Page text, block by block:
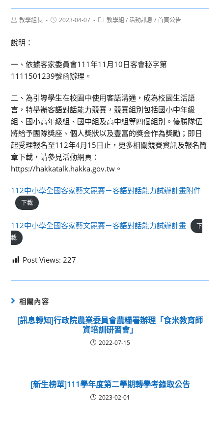
Post教學組長
Post2023-04-07
Post教學組 / 活動訊息 / 首頁公告
說明：
一、依據客家委員會111年11月10日客會秘字第
1111501239號函辦理。
二、為引導學生在校園中使用客語溝通，成為校園生活語
言，特舉辦客語對話能力競賽，競賽組別包括國小中年級
組、國小高年級組、國中組及高中組等四個組別。優勝隊伍
將給予團隊獎座、個人獎狀以及豐富的獎金作為獎勵；即日
起受理報名至112年4月15日止，更多相關競賽資訊及報名簡
章下載，請參見活動網頁：
https://hakkatalk.hakka.gov.tw。
112中小學全國客家藝文競賽－客語對話能力試辦計畫附件
下載
112中小學全國客家藝文競賽－客語對話能力試辦計畫
下
載
Post Views: 227
相關內容
[訊息轉知]行政院農業委員會農糧署辦理「食米教育師
資培訓研習會」
2022-07-15
[新生榜單]111學年度第二學期轉學考錄取公告
2023-02-01